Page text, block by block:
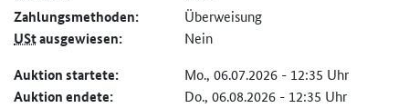
Zahlungs­methoden: Überweisung
UStausgewiesen: Nein
Auktion startete: Mo., 06.07.2026 - 12:35 Uhr
Auktion endete: Do., 06.08.2026 - 12:35 Uhr